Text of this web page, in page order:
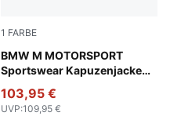
1 FARBE
BMW M MOTORSPORT
Sportswear Kapuzenjacke
Puma Black
103,95 €
UVP:109,95 €